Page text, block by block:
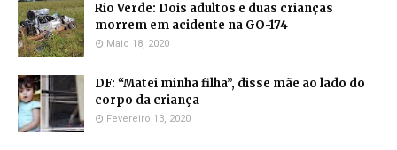
Rio Verde: Dois adultos e duas crianças
morrem em acidente na GO-174
Maio 18, 2020
DF: “Matei minha filha”, disse mãe ao lado do
corpo da criança
Fevereiro 13, 2020